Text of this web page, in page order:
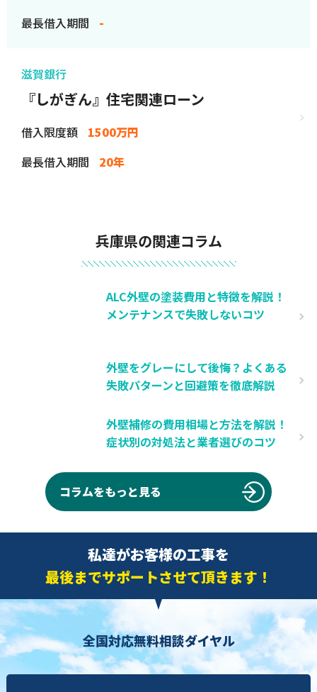
最長借入期間
-
滋賀銀行
『しがぎん』住宅関連ローン
借入限度額
1500万円
最長借入期間
20年
兵庫県の関連コラム
ALC外壁の塗装費用と特徴を解説！
メンテナンスで失敗しないコツ
外壁をグレーにして後悔？よくある
失敗パターンと回避策を徹底解説
外壁補修の費用相場と方法を解説！
症状別の対処法と業者選びのコツ
コラムをもっと見る
私達がお客様の工事を
最後までサポートさせて頂きます！
全国対応無料相談ダイヤル